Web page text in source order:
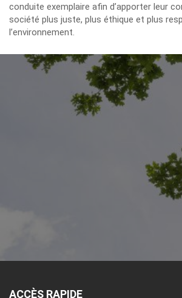
conduite exemplaire afin d’apporter leur
société plus juste, plus éthique et plus
l’environnement.
ACCÈS RAPIDE